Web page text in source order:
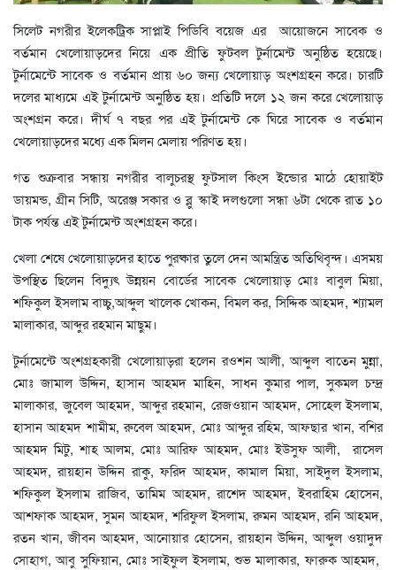
‎সিলেট নগরীর ইলেকট্রিক সাপ্লাই পিডিবি বয়েজ এর আয়োজনে সাবেক ও
বর্তমান খেলোয়াড়দের নিয়ে এক প্রীতি ফুটবল টুর্নামেন্ট অনুষ্ঠিত হয়েছে।
টুর্নামেন্টে সাবেক ও বর্তমান প্রায় ৬০ জন্য খেলোয়াড় অংশগ্রহন করে। চারটি
দলের মাধ্যমে এই টুর্নামেন্ট অনুষ্ঠিত হয়। প্রতিটি দলে ১২ জন করে খেলোয়াড়
অংশগ্রন করে। দীর্ঘ ৭ বছর পর এই টুর্নামেন্ট কে ঘিরে সাবেক ও বর্তমান
খেলোয়াড়দের মধ্যে এক মিলন মেলায় পরিণত হয়।
গত শুক্রবার সন্ধায় নগরীর বালুচরস্থ ফুটসাল কিংস ইন্ডোর মাঠে হোয়াইট
ডায়মন্ড, গ্রীন সিটি, অরেঞ্জ সকার ও ব্লু স্কাই দলগুলো সন্ধা ৬টা থেকে রাত ১০
টাক পর্যন্ত এই টুর্নামেন্ট অংশগ্রহন করে।
‎খেলা শেষে খেলোয়াড়দের হাতে পুরষ্কার তুলে দেন আমন্ত্রিত অতিথিবৃন্দ। ‎এসময়
উপস্থিত ছিলেন বিদ্যুৎ উন্নয়ন বোর্ডের সাবেক খেলোয়াড় মোঃ বাবুল মিয়া,
শফিকুল ইসলাম বাচ্চু,আব্দুল খালেক খোকন, বিমল কর, সিদ্দিক আহমদ, শ্যামল
মালাকার, আব্দুর রহমান মাছুম।
‎টুর্নামেন্টে অংশগ্রহকারী খেলোয়াড়রা হলেন রওশন আলী, আব্দুল বাতেন মুন্না,
মোঃ জামাল উদ্দিন, হাসান আহমদ মাহিন, সাধন কুমার পাল, সুকমল চন্দ্র
মালাকার, জুবেল আহমদ, আব্দুর রহমান, রেজওয়ান আহমদ, সোহেল ইসলাম,
হাসান আহমদ শামীম, রুবেল আহমদ, মোঃ আব্দুর রহিম, আফছার খান, বশির
আহমদ মিটু, শাহ আলম, মোঃ আরিফ আহমদ, মোঃ ইউসুফ আলী, রাসেল
আহমদ, রায়হান উদ্দিন রাকু, ফরিদ আহমদ, কামাল মিয়া, সাইদুল ইসলাম,
শফিকুল ইসলাম রাজিব, তামিম আহমদ, রাশেদ আহমদ, ইবরাহিম হোসেন,
আশফাক আহমদ, সুমন আহমদ, শরিফুল ইসলাম, ‍রুমন আহমদ, রনি আহমদ,
রতন খান, জীবন আহমদ, আনোয়ার হোসেন, রায়হান উদ্দিন, আব্দুল ওয়াদুদ
সোহাগ, আবু সুফিয়ান, মোঃ সাইফুল ইসলাম, শুভ মালাকার, ফারুক আহমদ,